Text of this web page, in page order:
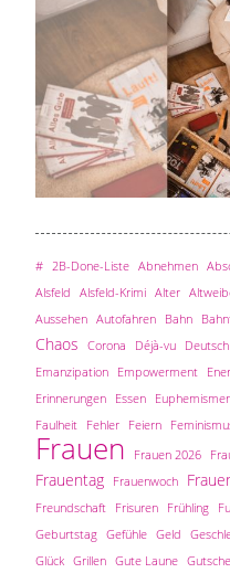
# 2B-Done-Liste Abnehmen
Alsfeld Alsfeld-Krimi Alter
Aussehen Autofahren Bahn
Chaos Corona Déjà-vu Deutsch
Emanzipation Empowerment
Erinnerungen Essen
Faulheit Fehler Feiern
Frauen Frauen 2026
Frauentag Frauenwoch
Freundschaft Frisuren Frühling
Geburtstag Gefühle Geld
Glück Grillen Gute Laune